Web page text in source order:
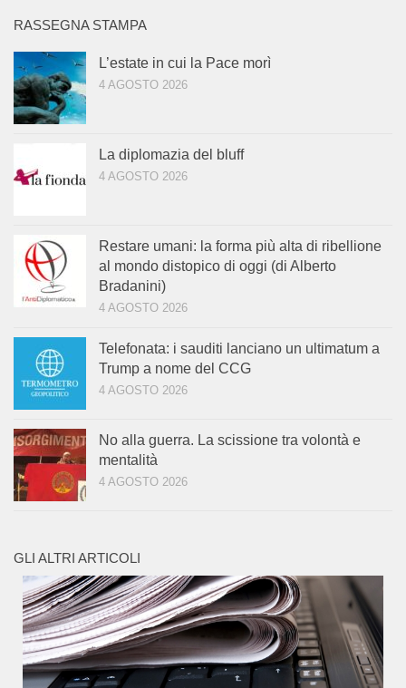
RASSEGNA STAMPA
L’estate in cui la Pace morì
4 AGOSTO 2026
La diplomazia del bluff
4 AGOSTO 2026
Restare umani: la forma più alta di ribellione
al mondo distopico di oggi (di Alberto
Bradanini)
4 AGOSTO 2026
Telefonata: i sauditi lanciano un ultimatum a
Trump a nome del CCG
4 AGOSTO 2026
No alla guerra. La scissione tra volontà e
mentalità
4 AGOSTO 2026
GLI ALTRI ARTICOLI